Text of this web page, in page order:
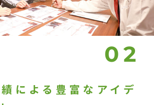
による豊富なアイデ